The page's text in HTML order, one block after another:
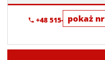
pokaż nr
+48 515-634-552